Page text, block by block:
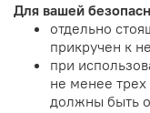
Для вашей
отдельно
прикручен к
при
не менее
должны быть